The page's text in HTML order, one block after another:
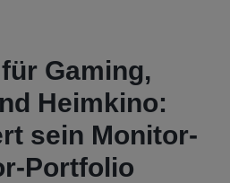
Gaming,
Heimkino:
sein Monitor-
Portfolio